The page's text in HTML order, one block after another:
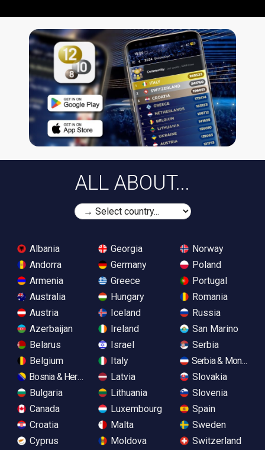
ALL ABOUT...
Albania
Andorra
Armenia
Australia
Austria
Azerbaijan
Belarus
Belgium
Bosnia & Herzegovina
Bulgaria
Canada
Croatia
Cyprus
Georgia
Germany
Greece
Hungary
Iceland
Ireland
Israel
Italy
Latvia
Lithuania
Luxembourg
Malta
Moldova
Norway
Poland
Portugal
Romania
Russia
San Marino
Serbia
Serbia &
Slovakia
Slovenia
Spain
Sweden
Switzerland